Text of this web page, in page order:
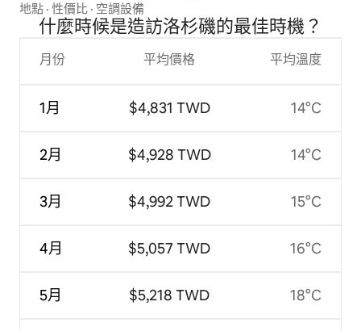
地點 · 性價比 · 空調設備
什麼時候是造訪洛杉磯的最佳時機？
月份
1月
2月
3月
4月
5月
平均價格
$4,831 TWD
$4,928 TWD
$4,992 TWD
$5,057 TWD
$5,218 TWD
平均溫度
14°C
14°C
15°C
16°C
18°C